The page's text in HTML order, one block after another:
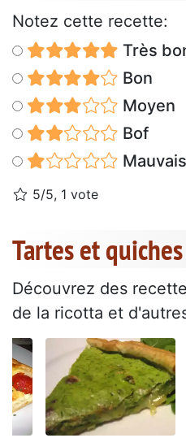
Notez cette recette:
Très
Bon
Moyen
Bof
Mauvais
5/5, 1 vote
Tartes et
Découvrez des
de la ricotta et